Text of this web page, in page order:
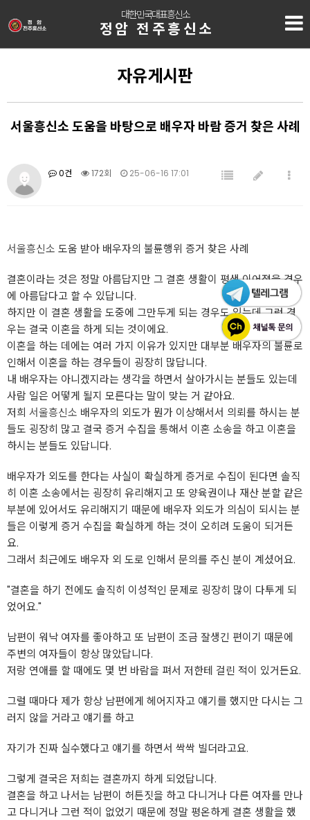
대한민국대표흥신소
정암 전주흥신소
자유게시판
서울흥신소 도움을 바탕으로 배우자 바람 증거 찾은 사례
0건 172회 25-06-16 17:01
서울흥신소 도움 받아 배우자의 불륜행위 증거 찾은 사례
결혼이라는 것은 정말 아름답지만 그 결혼 생활이 평생 이어졌을 경우
에 아름답다고 할 수 있답니다.
하지만 이 결혼 생활을 도중에 그만두게 되는 경우도 있는데 그런 경
우는 결국 이혼을 하게 되는 것이에요.
이혼을 하는 데에는 여러 가지 이유가 있지만 대부분 배우자의 불륜로
인해서 이혼을 하는 경우들이 굉장히 많답니다.
내 배우자는 아니겠지라는 생각을 하면서 살아가시는 분들도 있는데
사람 일은 어떻게 될지 모른다는 말이 맞는 거 같아요.
저희 서울흥신소 배우자의 외도가 뭔가 이상해서서 의뢰를 하시는 분
들도 굉장히 많고 결국 증거 수집을 통해서 이혼 소송을 하고 이혼을
하시는 분들도 있답니다.
배우자가 외도를 한다는 사실이 확실하게 증거로 수집이 된다면 솔직
히 이혼 소송에서는 굉장히 유리해지고 또 양육권이나 재산 분할 같은
부분에 있어서도 유리해지기 때문에 배우자 외도가 의심이 되시는 분
들은 이렇게 증거 수집을 확실하게 하는 것이 오히려 도움이 되거든
요.
그래서 최근에도 배우자 외 도로 인해서 문의를 주신 분이 계셨어요.
"결혼을 하기 전에도 솔직히 이성적인 문제로 굉장히 많이 다투게 되
었어요."
남편이 워낙 여자를 좋아하고 또 남편이 조금 잘생긴 편이기 때문에
주변의 여자들이 항상 많았답니다.
저랑 연애를 할 때에도 몇 번 바람을 펴서 저한테 걸린 적이 있거든요.
그럴 때마다 제가 항상 남편에게 헤어지자고 얘기를 했지만 다시는 그
러지 않을 거라고 얘기를 하고
자기가 진짜 실수했다고 얘기를 하면서 싹싹 빌더라고요.
그렇게 결국은 저희는 결혼까지 하게 되었답니다.
결혼을 하고 나서는 남편이 허튼짓을 하고 다니거나 다른 여자를 만나
고 다니거나 그런 적이 없었기 때문에 정말 평온하게 결혼 생활을 했